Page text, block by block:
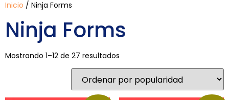
Inicio / Ninja Forms
Ninja Forms
Mostrando 1–12 de 27 resultados